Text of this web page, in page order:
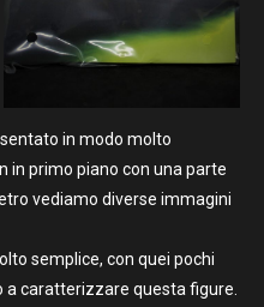
in modo molto
in primo piano con una parte
vediamo diverse immagini
semplice, con quei pochi
caratterizzare questa figure.